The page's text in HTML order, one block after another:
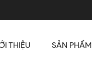
THIỆU SẢN PHẨM